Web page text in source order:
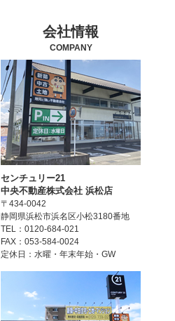
会社情報
COMPANY
センチュリー21
中央不動産株式会社 浜松店
〒434-0042
静岡県浜松市浜名区小松3180番地
TEL：0120-684-021
FAX：053-584-0024
定休日：水曜・年末年始・GW